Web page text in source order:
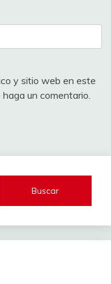
y sitio web en este
un comentario.
Buscar